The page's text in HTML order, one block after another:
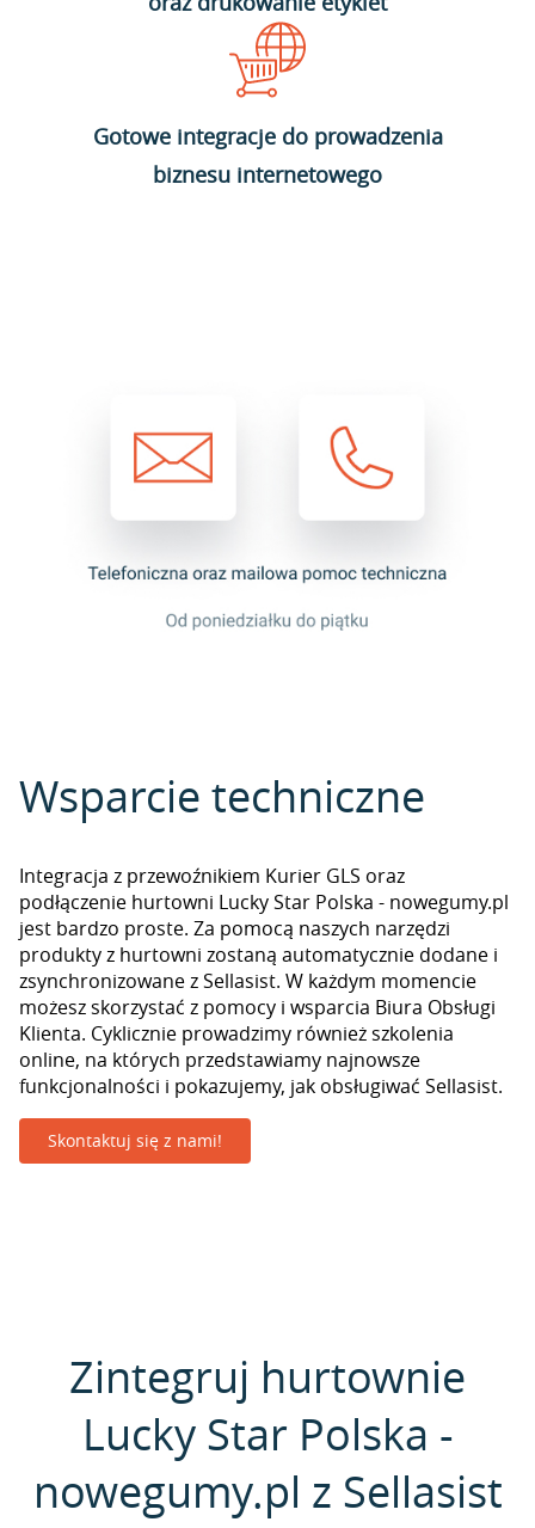
Gotowe integracje do prowadzenia
biznesu internetowego
Wsparcie techniczne
Integracja z przewoźnikiem Kurier GLS oraz
podłączenie hurtowni Lucky Star Polska - nowegumy.pl
jest bardzo proste. Za pomocą naszych narzędzi
produkty z hurtowni zostaną automatycznie dodane i
zsynchronizowane z Sellasist. W każdym momencie
możesz skorzystać z pomocy i wsparcia Biura Obsługi
Klienta. Cyklicznie prowadzimy również szkolenia
online, na których przedstawiamy najnowsze
funkcjonalności i pokazujemy, jak obsługiwać Sellasist.
Skontaktuj się z nami!
Zintegruj hurtownie
Lucky Star Polska -
nowegumy.pl z Sellasist